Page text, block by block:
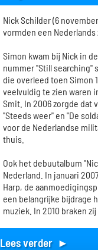
Nick Schilder (6
vormden een Nederlands
Simon kwam bij Nick in
nummer "Still searching"
die overleed toen Simon
veelvuldig te zien waren
Smit. In 2006 zorgde dat
"Steeds weer" en "De
voor de Nederlandse
thuis.
Ook het debuutalbum
Nederland. In januari
Harp, de
een belangrijke bijdrage
muziek. In 2010 braken
Lees verder ►